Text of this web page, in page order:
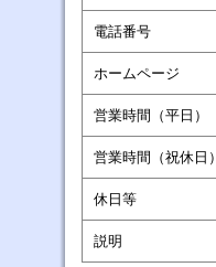
電話番号
ホームページ
営業時間（平日）
営業時間（祝休日）
休日等
説明